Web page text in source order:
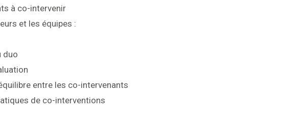
à co-intervenir
et les équipes :
duo
entre les co-intervenants
de co-interventions